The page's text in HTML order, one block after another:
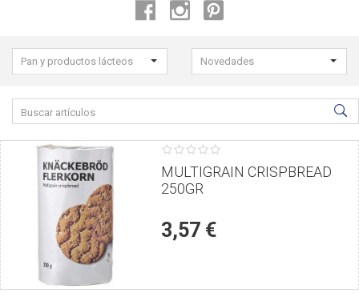
Pan y productos lácteos
Seleccione
los
buscar
el
Novedades
Buscar
productos:
Puntúe
el
producto
1 estrellas
2 estrellas
3 estrellas
4 estrellas
5 estrellas
MULTIGRAIN CRISPBREAD
250GR
3,57 €